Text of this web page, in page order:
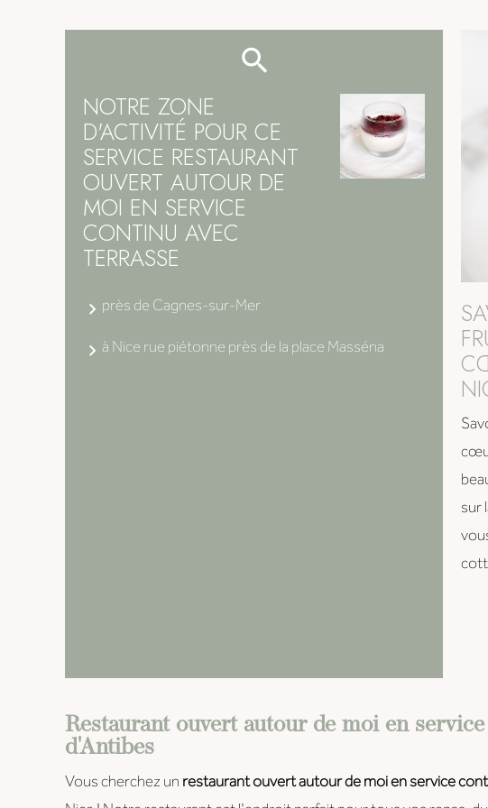
NOTRE ZONE
D'ACTIVITÉ POUR CE
SERVICE RESTAURANT
OUVERT AUTOUR DE
MOI EN SERVICE
CONTINU AVEC
TERRASSE
près de Cagnes-sur-Mer
à Nice rue piétonne près de la place Masséna
sur
Restaurant ouvert autour de moi en
d'Antibes
Vous cherchez unrestaurant ouvert autour de moi en service